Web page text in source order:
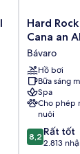
Hard
Rock
&
Casino
Punta
Cana
an
All-
Inclusive
Resort
Hard
Cana an
Bávaro
Hồ bơi
Bữa sáng
Spa
Cho phép
nuôi
8.2
trên
8,2 Rất tốt
2.813